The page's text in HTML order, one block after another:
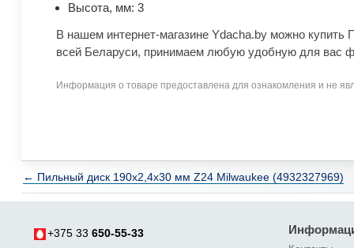
Высота, мм: 3
В нашем интернет-магазине Ydacha.by можно
всей Беларуси, принимаем любую удобную для вас
Информация о товаре предоставлена для ознакомления и не
← Пильный диск 190х2,4х30 мм Z24 Milwaukee (4932327969)
+375 33 650-55-33